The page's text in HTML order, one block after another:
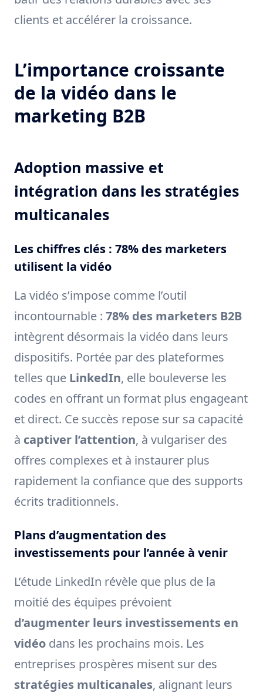
clients et accélérer la croissance.
L’importance croissante
de la vidéo dans le
marketing B2B
Adoption massive et
intégration dans les stratégies
multicanales
Les chiffres clés : 78% des marketers
utilisent la vidéo
La vidéo s’impose comme l’outil
incontournable : 78% des marketers B2B
intègrent désormais la vidéo dans leurs
dispositifs. Portée par des plateformes
telles que LinkedIn, elle bouleverse les
codes en offrant un format plus engageant
et direct. Ce succès repose sur sa capacité
à captiver l’attention, à vulgariser des
offres complexes et à instaurer plus
rapidement la confiance que des supports
écrits traditionnels.
Plans d’augmentation des
investissements pour l’année à venir
L’étude LinkedIn révèle que plus de la
moitié des équipes prévoient
d’augmenter leurs investissements en
vidéo dans les prochains mois. Les
entreprises prospères misent sur des
stratégies multicanales, alignant leurs